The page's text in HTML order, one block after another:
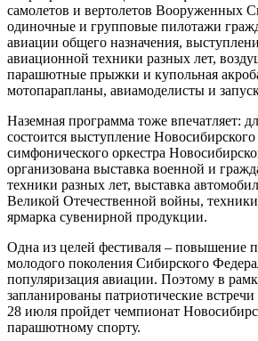
самолетов и вертолетов Вооруженных
одиночные и групповые пилотажи
авиации общего назначения,
авиационной техники разных лет,
парашютные прыжки и купольная
мотопарапланы, авиамоделисты и
Наземная программа тоже впечатляет:
состоится выступление
симфонического оркестра
организована выставка военной и
техники разных лет, выставка
Великой Отечественной войны,
ярмарка сувенирной продукции.
Одна из целей фестиваля – повышение
молодого поколения Сибирского
популяризация авиации. Поэтому в
запланированы патриотические
28 июля пройдет чемпионат
парашютному спорту.